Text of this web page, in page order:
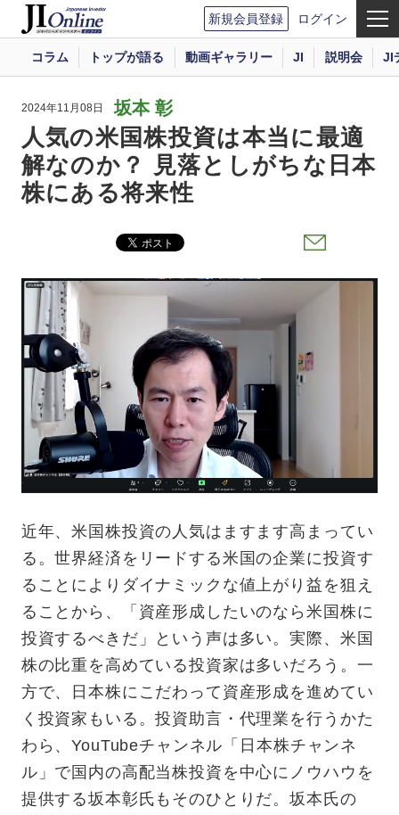
新規会員登録 ログイン
コラム トップが語る 動画ギャラリー JI 説明会 JI
2024年11月08日 坂本 彰
人気の米国株投資は本当に最適
解なのか？ 見落としがちな日本
株にある将来性
近年、米国株投資の人気はますます高まってい
る。世界経済をリードする米国の企業に投資す
ることによりダイナミックな値上がり益を狙え
ることから、「資産形成したいのなら米国株に
投資するべきだ」という声は多い。実際、米国
株の比重を高めている投資家は多いだろう。一
方で、日本株にこだわって資産形成を進めてい
く投資家もいる。投資助言・代理業を行うかた
わら、YouTubeチャンネル「日本株チャンネ
ル」で国内の高配当株投資を中心にノウハウを
提供する坂本彰氏もそのひとりだ。坂本氏の